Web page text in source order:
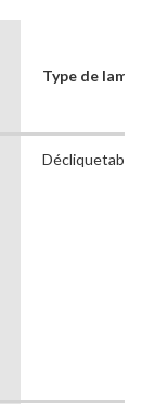
Type de lame
Décliquetable